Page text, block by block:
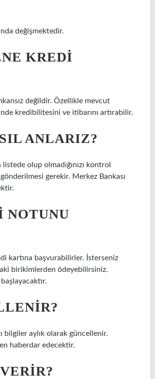
değişmektedir.
KREDI
değildir. Özellikle mevcut
kredibilitesini ve itibarını artırabilir.
ANLARIZ?
olup olmadığınızı kontrol
gerekir. Merkez Bankası
NOTUNU
kartına başvurabilirler. İsterseniz
birikimlerden ödeyebilirsiniz.
bilgiler aylık olarak güncellenir.
haberdar edecektir.